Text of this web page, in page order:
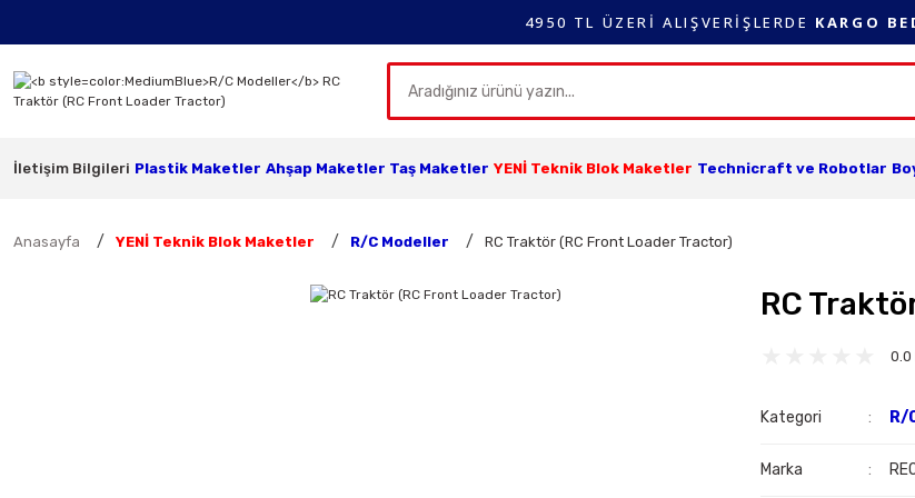
4950 TL ÜZERİ ALIŞVERİŞLERDE KARGO
İletişim Bilgileri Plastik Maketler Ahşap Maketler Taş Maketler YENİ Teknik Blok Maketler Technicraft ve Robotlar
Anasayfa YENİ Teknik Blok Maketler R/C Modeller RC Traktör (RC Front Loader Tractor)
RC
0.0
Kategori R/
Marka